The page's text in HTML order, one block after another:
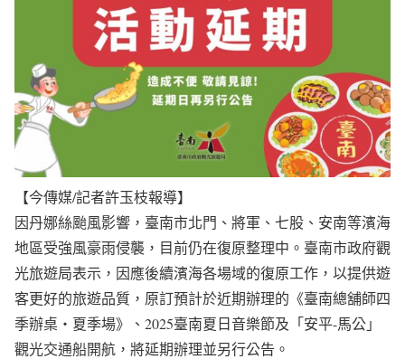
【今傳媒/記者許玉枝報導】
因丹娜絲颱風影響，臺南市北門、將軍、七股、安南等濱海
地區受強風豪雨侵襲，目前仍在復原整理中。臺南市政府觀
光旅遊局表示，因應後續濱海各場域的復原工作，以提供遊
客更好的旅遊品質，原訂預計於近期辦理的《臺南總舖師四
季辦桌‧夏季場》、2025臺南夏日音樂節及「安平-馬公」
觀光交通船開航，將延期辦理並另行公告。